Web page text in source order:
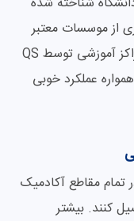
از موسسات معتبر
آموزش عالی‌ست که در رتبه‌بندی جهانی مراکز آموزشی توسط QS
عملکرد خوبی
تمام مقاطع آکادمیک
کنند. بیشتر